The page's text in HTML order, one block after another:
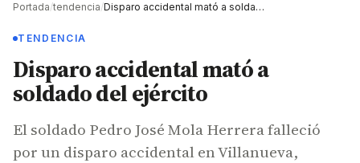
Portada/tendencia/ Disparo accidental mató a soldado del ejército
TENDENCIA
Disparo accidental mató a
soldado del ejército
El soldado Pedro José Mola Herrera falleció
por un disparo accidental en Villanueva,